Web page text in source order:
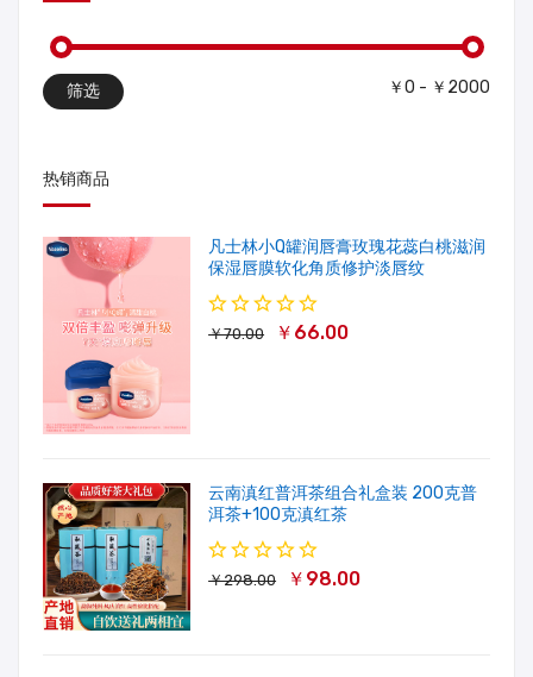
筛选 ￥0 - ￥2000
热销商品
凡士林小Q罐润唇膏玫瑰花蕊白桃滋润
保湿唇膜软化角质修护淡唇纹
￥70.00 ￥66.00
云南滇红普洱茶组合礼盒装 200克普
洱茶+100克滇红茶
￥298.00 ￥98.00